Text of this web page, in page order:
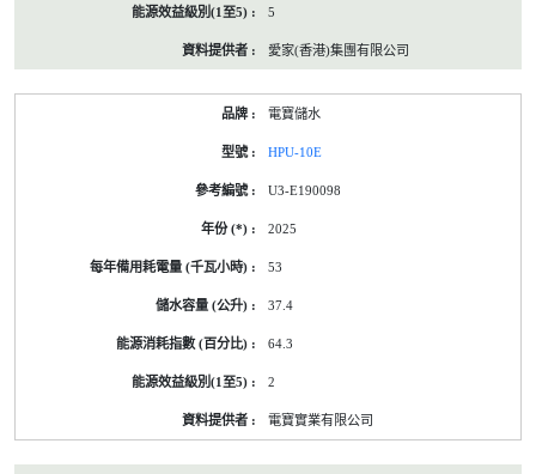
5
愛家(香港)集團有限公司
電寶儲水
HPU-10E
U3-E190098
2025
53
37.4
64.3
2
電寶實業有限公司